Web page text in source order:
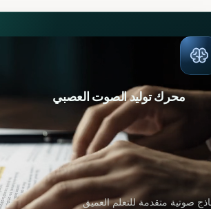
محرك توليد الصوت العصبي
صوتية متقدمة للتعلم العميق